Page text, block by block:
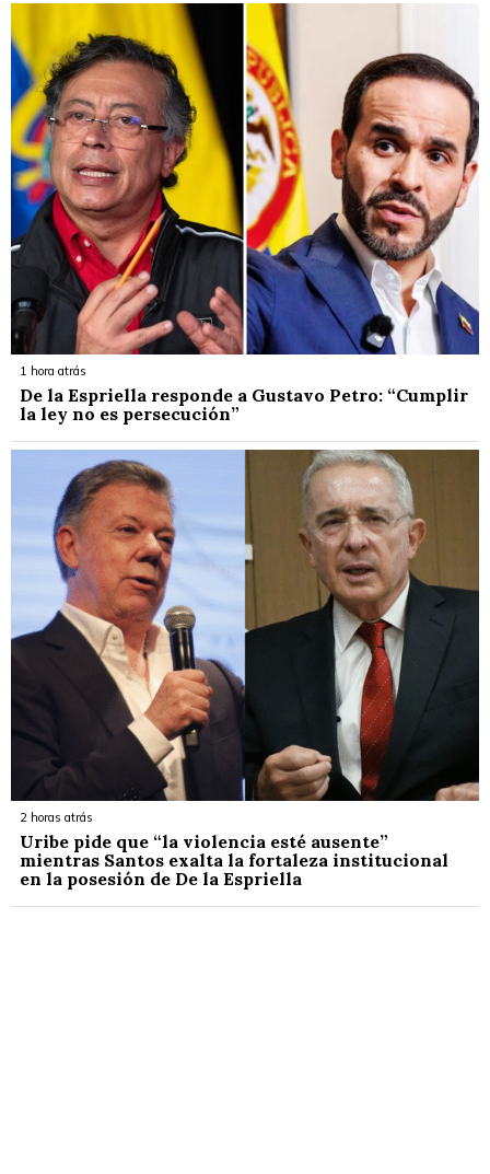
1 hora atrás
De la Espriella responde a Gustavo Petro: “Cumplir
la ley no es persecución”
2 horas atrás
Uribe pide que “la violencia esté ausente”
mientras Santos exalta la fortaleza institucional
en la posesión de De la Espriella